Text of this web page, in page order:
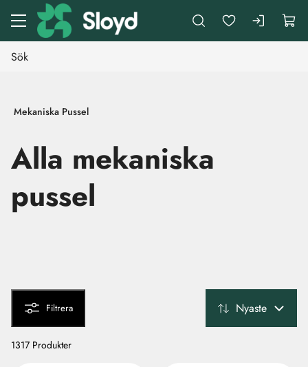
Gå till huvudinnehåll
Mekaniska Pussel
Alla mekaniska
pussel
Filtrera Nyaste
1317 Produkter